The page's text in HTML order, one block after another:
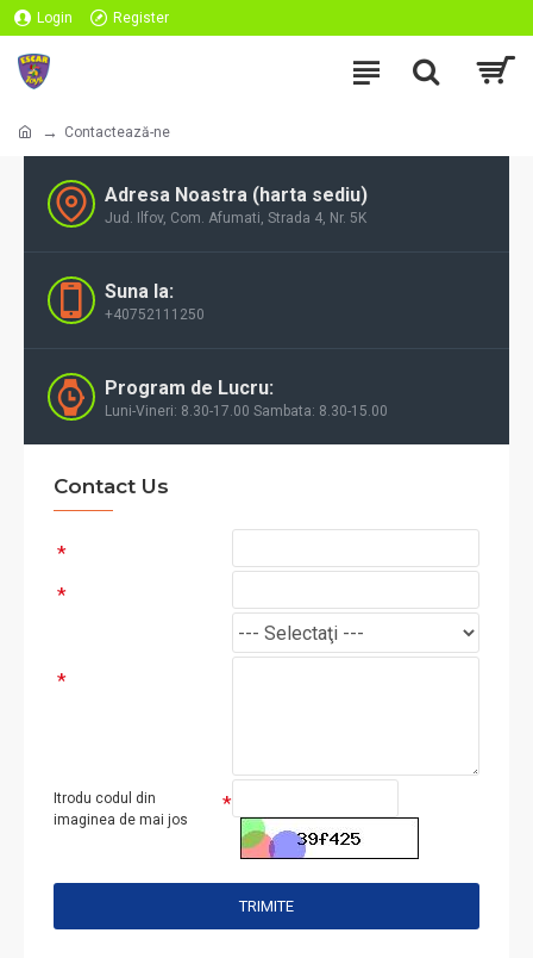
Login Register
Contactează-ne
Adresa Noastra (harta sediu)
Jud. Ilfov, Com. Afumati, Strada 4, Nr. 5K
Suna la:
+40752111250
Program de Lucru:
Luni-Vineri: 8.30-17.00 Sambata: 8.30-15.00
Contact Us
Itrodu codul din
imaginea de mai jos
TRIMITE